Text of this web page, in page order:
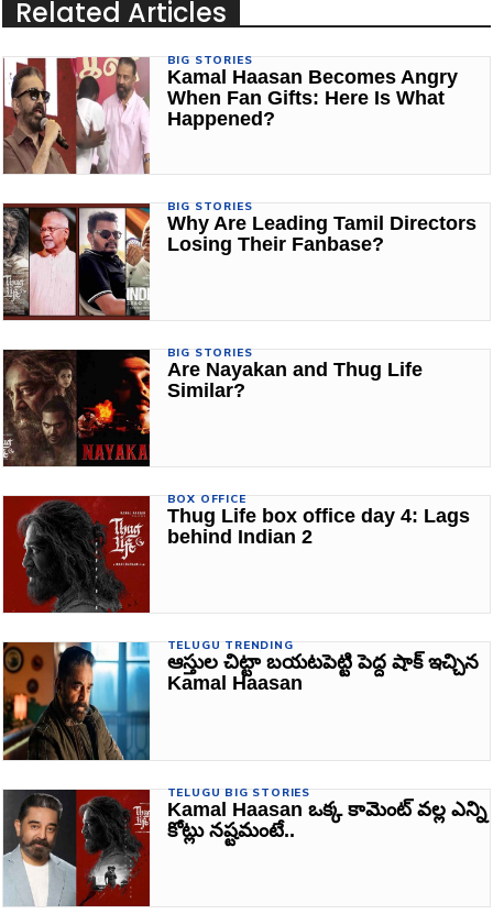
Related Articles
BIG STORIES
Kamal Haasan Becomes Angry
When Fan Gifts: Here Is What
Happened?
BIG STORIES
Why Are Leading Tamil Directors
Losing Their Fanbase?
BIG STORIES
Are Nayakan and Thug Life
Similar?
BOX OFFICE
Thug Life box office day 4: Lags
behind Indian 2
TELUGU TRENDING
ఆస్తుల చిట్టా బయటపెట్టి పెద్ద షాక్ ఇచ్చిన
Kamal Haasan
TELUGU BIG STORIES
Kamal Haasan ఒక్క కామెంట్ వల్ల ఎన్ని
కోట్లు నష్టమంటే..